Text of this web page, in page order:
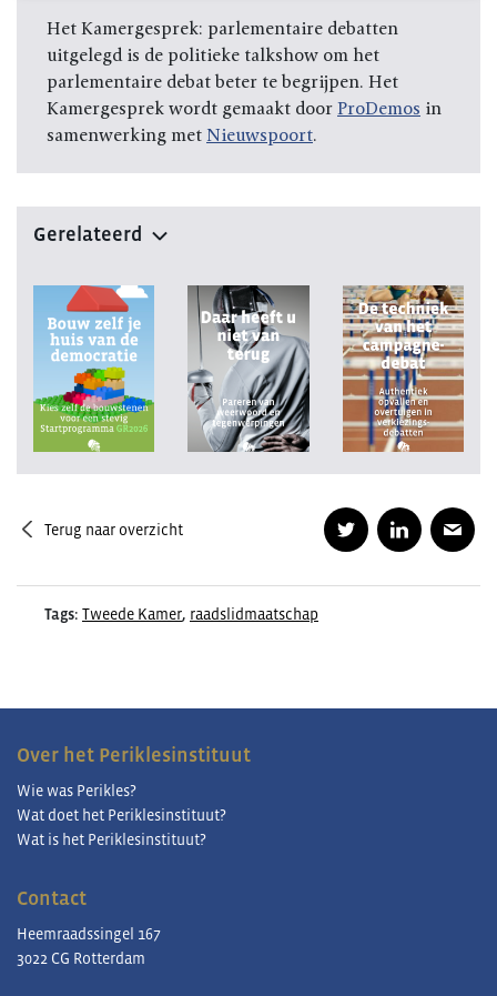
Het Kamergesprek: parlementaire debatten
uitgelegd is de politieke talkshow om het
parlementaire debat beter te begrijpen. Het
Kamergesprek wordt gemaakt door ProDemos in
samenwerking met Nieuwspoort.
Gerelateerd
Terug naar overzicht
Tags: Tweede Kamer, raadslidmaatschap
Over het Periklesinstituut
Wie was Perikles?
Wat doet het Periklesinstituut?
Wat is het Periklesinstituut?
Contact
Heemraadssingel 167
3022 CG Rotterdam